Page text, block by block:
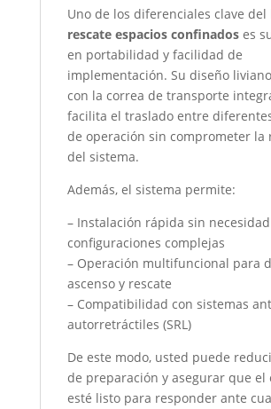
Uno de los diferenciales clave del
rescate espacios confinadoses
en portabilidad y facilidad de
implementación. Su diseño
con la correa de transporte
facilita el traslado entre
de operación sin comprometer la
del sistema.
Además, el sistema permite:
– Instalación rápida sin
configuraciones complejas
– Operación multifuncional para
ascenso y rescate
– Compatibilidad con sistemas
autorretráctiles (SRL)
De este modo, usted puede
de preparación y asegurar que el
esté listo para responder ante